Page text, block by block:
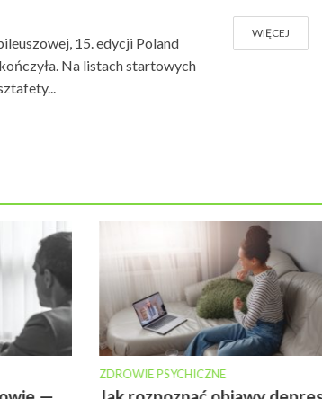
15. edycji Poland
Na listach startowych
WIĘCEJ
ZDROWIE PSYCHICZNE